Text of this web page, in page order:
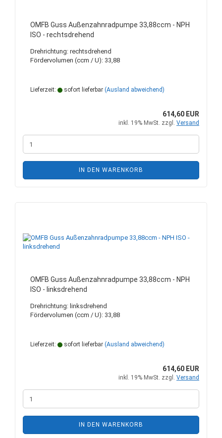
OMFB Guss Außenzahnradpumpe 33,88ccm - NPH
ISO - rechtsdrehend
Drehrichtung: rechtsdrehend
Fördervolumen (ccm / U): 33,88
Lieferzeit: sofort lieferbar (Ausland abweichend)
614,60 EUR
inkl. 19% MwSt. zzgl. Versand
IN DEN WARENKORB
OMFB Guss Außenzahnradpumpe 33,88ccm - NPH
ISO - linksdrehend
Drehrichtung: linksdrehend
Fördervolumen (ccm / U): 33,88
Lieferzeit: sofort lieferbar (Ausland abweichend)
614,60 EUR
inkl. 19% MwSt. zzgl. Versand
IN DEN WARENKORB